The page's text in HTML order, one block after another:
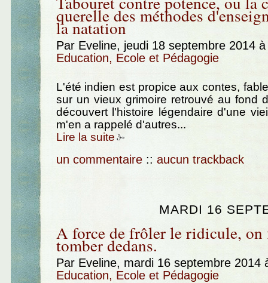
querelle des méthodes
la natation
Par Eveline, jeudi 18 septembre 2014
Education, Ecole et Pédagogie
L'été indien est propice aux contes,
sur un vieux grimoire retrouvé au fond
découvert l'histoire légendaire d'une
m'en a rappelé d'autres...
Lire la suite
un commentaire :: aucun trackback
MARDI 16
A force de frôler le ridicule,
tomber dedans.
Par Eveline, mardi 16 septembre 2014
Education, Ecole et Pédagogie